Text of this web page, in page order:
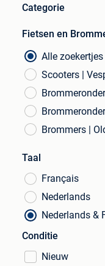
Categorie
Fietsen en
Alle zoekertjes
Scooters |
Brommers |
Taal
Français
Nederlands
Nederlands &
Conditie
Nieuw